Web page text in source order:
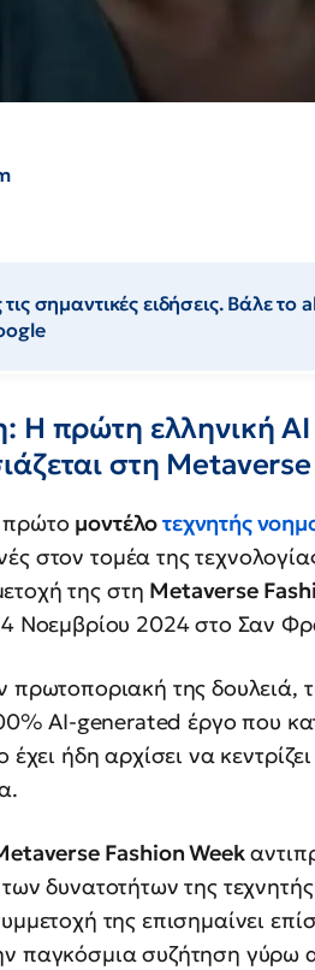
σημαντικές ειδήσεις. Βάλε
πρώτη ελληνική AI
στη
πρώτο μοντέλοτεχνητής
στον τομέα της
της στη Metaverse
Νοεμβρίου 2024 στο Σαν
πρωτοποριακή της δουλειά,
AI-generated έργο που
ήδη αρχίσει να
Fashion Week
δυνατοτήτων της
της επισημαίνει
παγκόσμια συζήτηση γύρω